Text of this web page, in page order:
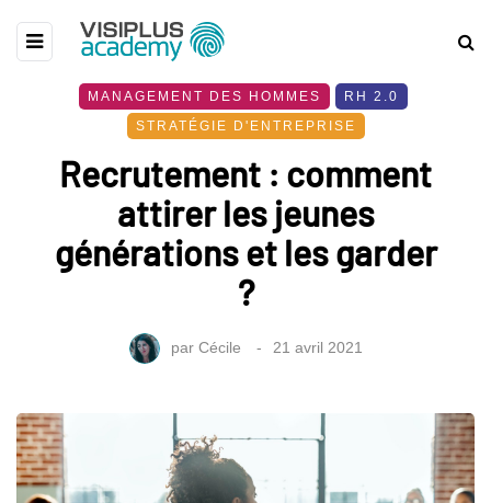
MANAGEMENT DES HOMMES
RH 2.0
STRATÉGIE D'ENTREPRISE
Recrutement : comment
attirer les jeunes
générations et les garder
?
par Cécile 21 avril 2021